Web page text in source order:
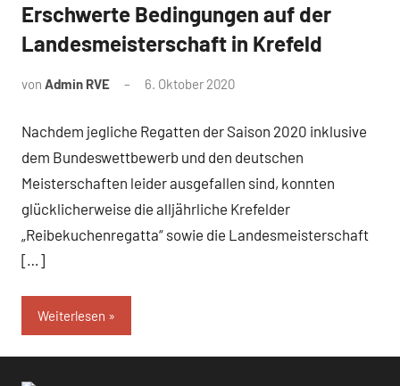
News
Erschwerte Bedingungen auf der
Landesmeisterschaft in Krefeld
von Admin RVE 6. Oktober 2020
Nachdem jegliche Regatten der Saison 2020 inklusive
dem Bundeswettbewerb und den deutschen
Meisterschaften leider ausgefallen sind, konnten
glücklicherweise die alljährliche Krefelder
„Reibekuchenregatta“ sowie die Landesmeisterschaft
[…]
Weiterlesen